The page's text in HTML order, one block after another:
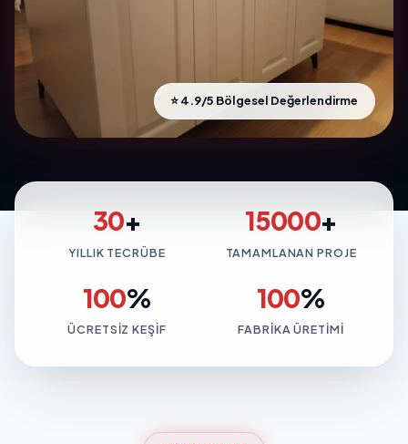
⭐ 4.9/5 Bölgesel Değerlendirme
30+
YILLIK TECRÜBE
15000+
TAMAMLANAN PROJE
100%
ÜCRETSIZ KEŞIF
100%
FABRIKA ÜRETIMI